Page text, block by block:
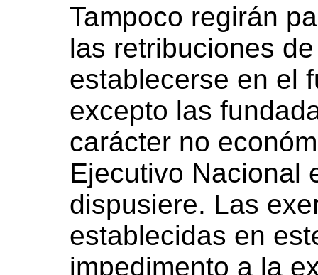
Tampoco regirán
las retribuciones
establecerse en el
excepto las
carácter no
Ejecutivo Nacional
dispusiere. Las
establecidas en
impedimento a la